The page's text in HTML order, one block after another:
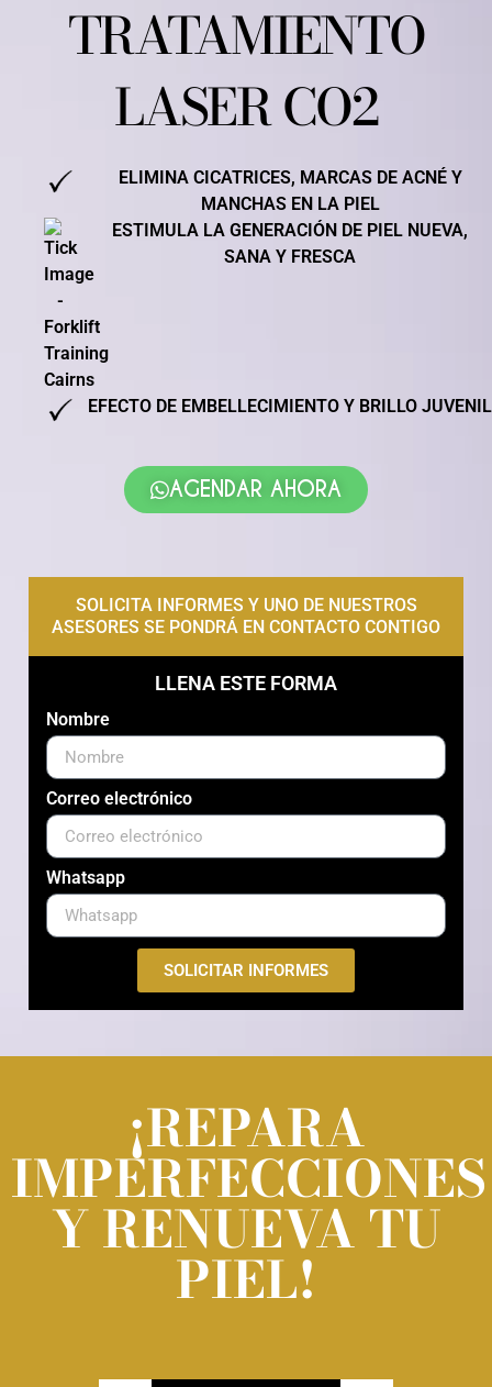
TRATAMIENTO
LASER CO2
ELIMINA CICATRICES, MARCAS DE ACNÉ Y
MANCHAS EN LA PIEL
ESTIMULA LA GENERACIÓN DE PIEL NUEVA,
SANA Y FRESCA
EFECTO DE EMBELLECIMIENTO Y BRILLO JUVENIL
AGENDAR AHORA
SOLICITA INFORMES Y UNO DE NUESTROS
ASESORES SE PONDRÁ EN CONTACTO CONTIGO
LLENA ESTE FORMA
Nombre
Correo electrónico
Whatsapp
SOLICITAR INFORMES
¡REPARA
IMPERFECCIONES
Y RENUEVA TU
PIEL!